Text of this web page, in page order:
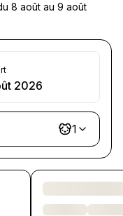
8 août au 9 août
2026
1